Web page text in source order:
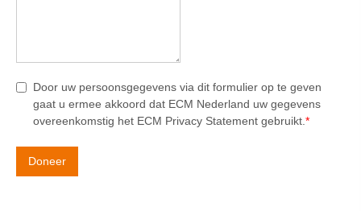
Door uw persoonsgegevens via dit formulier op te geven
gaat u ermee akkoord dat ECM Nederland uw gegevens
overeenkomstig het ECM Privacy Statement gebruikt. *
Doneer